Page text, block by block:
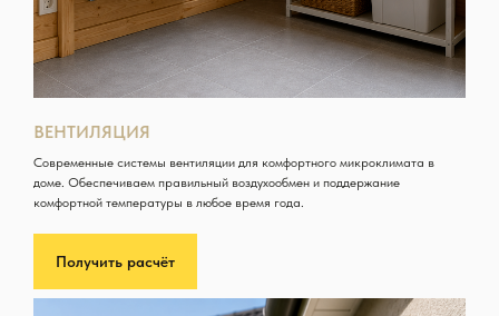
ВЕНТИЛЯЦИЯ
Современные системы вентиляции для комфортного микроклимата в
доме. Обеспечиваем правильный воздухообмен и поддержание
комфортной температуры в любое время года.
Получить расчёт